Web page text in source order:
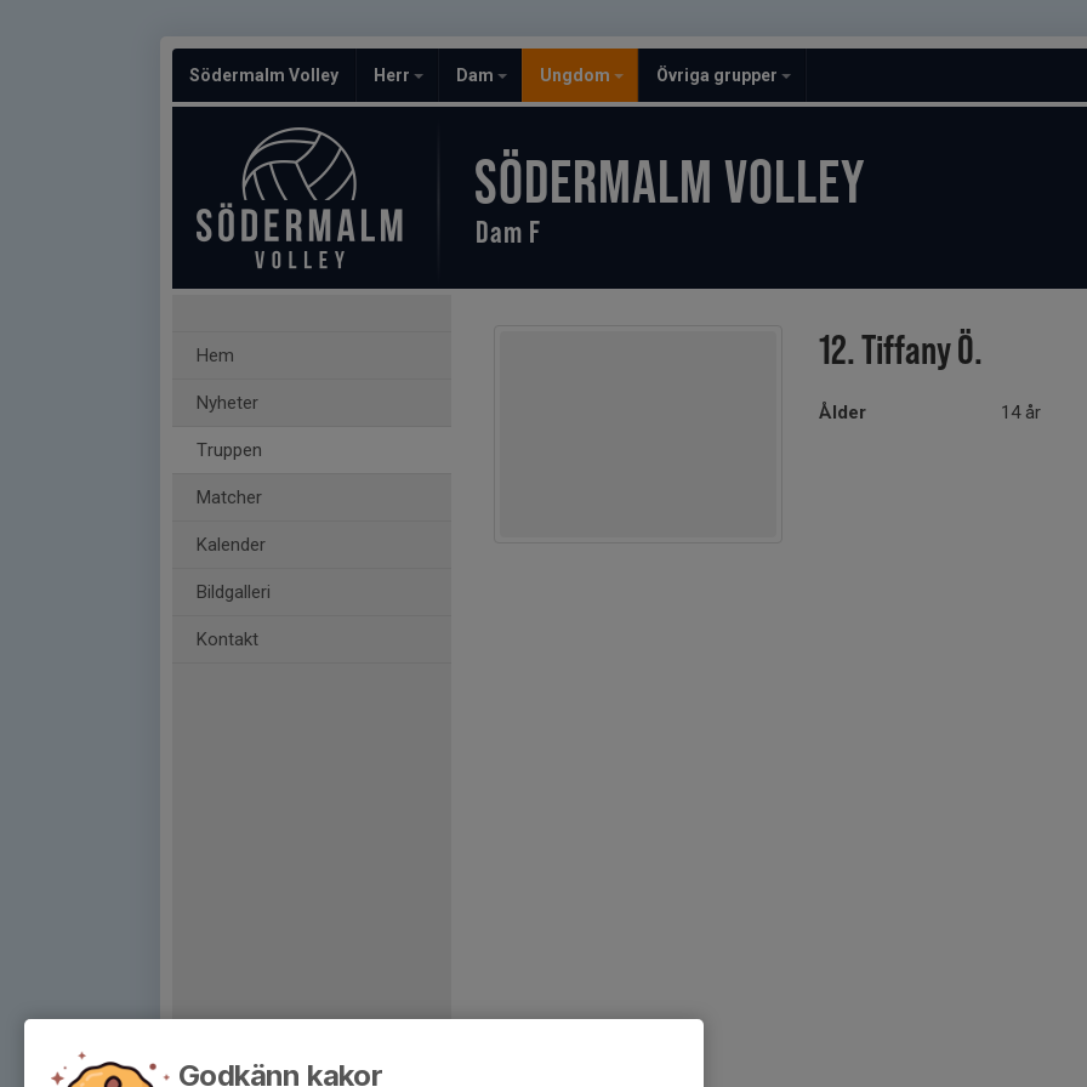
Södermalm Volley Herr Dam Ungdom Övriga grupper
SÖDERMALM VOLLEY
Dam F
Hem
Nyheter
Truppen
Matcher
Kalender
Bildgalleri
Kontakt
12. Tiffany Ö.
Ålder 14 år
Godkänn kakor